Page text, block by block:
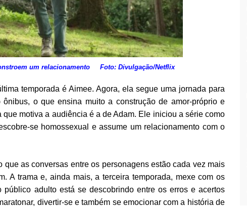
um relacionamento Foto: Divulgação/Netflix
temporada é Aimee. Agora, ela segue uma jornada para
o que ensina muito a construção de amor-próprio e
motiva a audiência é a de Adam. Ele iniciou a série como
se homossexual e assume um relacionamento com o
que as conversas entre os personagens estão cada vez mais
A trama e, ainda mais, a terceira temporada, mexe com os
adulto está se descobrindo entre os erros e acertos
divertir-se e também se emocionar com a história de